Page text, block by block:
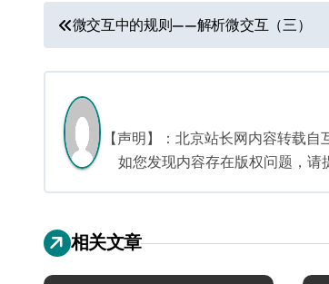
文
章
导
航
微交互中的规则——解析微交互（三）
【声明】：北京站长网内容转载
如您发现内容存在版权问题，请
相关文章